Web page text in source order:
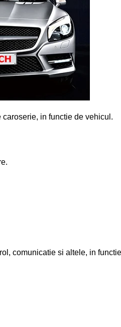
in functie de vehicul.
comunicatie si altele, in